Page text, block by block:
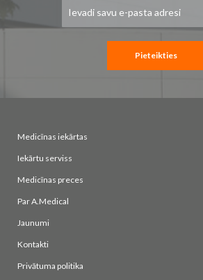
saņemšanai:
Pieteikties
Medicīnas iekārtas
Iekārtu serviss
Medicīnas preces
Par A.Medical
Jaunumi
Kontakti
Privātuma politika